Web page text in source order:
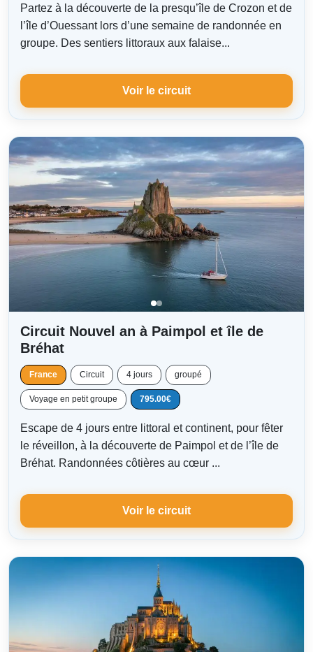
Partez à la découverte de la presqu’île de Crozon et de
l’île d’Ouessant lors d’une semaine de randonnée en
groupe. Des sentiers littoraux aux falaise...
Voir le circuit
Circuit Nouvel an à Paimpol et île de
Bréhat
France Circuit 4 jours groupé
Voyage en petit groupe 795.00€
Escape de 4 jours entre littoral et continent, pour fêter
le réveillon, à la découverte de Paimpol et de l’île de
Bréhat. Randonnées côtières au cœur ...
Voir le circuit